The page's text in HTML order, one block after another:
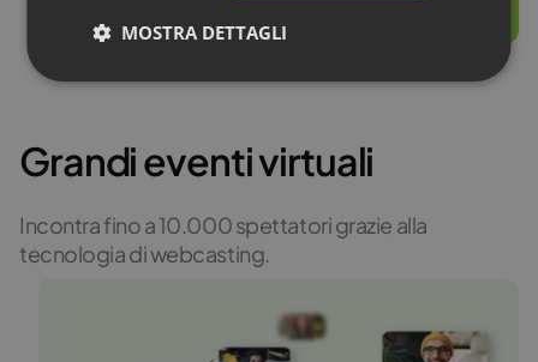
Grandi eventi virtuali
Incontra fino a 10.000 spettatori grazie alla
tecnologia di webcasting.
MOSTRA DETTAGLI